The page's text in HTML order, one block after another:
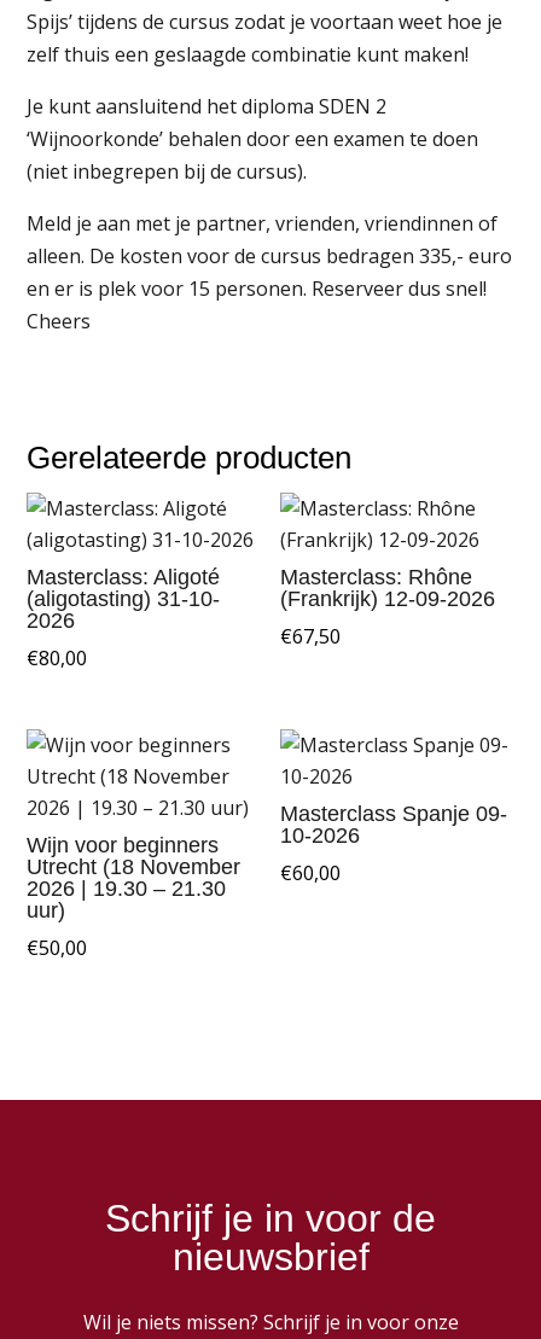
Spijs’ tijdens de cursus zodat je voortaan weet hoe je
zelf thuis een geslaagde combinatie kunt maken!
Je kunt aansluitend het diploma SDEN 2
‘Wijnoorkonde’ behalen door een examen te doen
(niet inbegrepen bij de cursus).
Meld je aan met je partner, vrienden, vriendinnen of
alleen. De kosten voor de cursus bedragen 335,- euro
en er is plek voor 15 personen. Reserveer dus snel!
Cheers
Gerelateerde producten
Masterclass: Aligoté
(aligotasting) 31-10-
2026
€80,00
Masterclass: Rhône
(Frankrijk) 12-09-2026
€67,50
Wijn voor beginners
Utrecht (18 November
2026 | 19.30 – 21.30
uur)
€50,00
Masterclass Spanje 09-
10-2026
€60,00
Schrijf je in voor de
nieuwsbrief
Wil je niets missen? Schrijf je in voor onze